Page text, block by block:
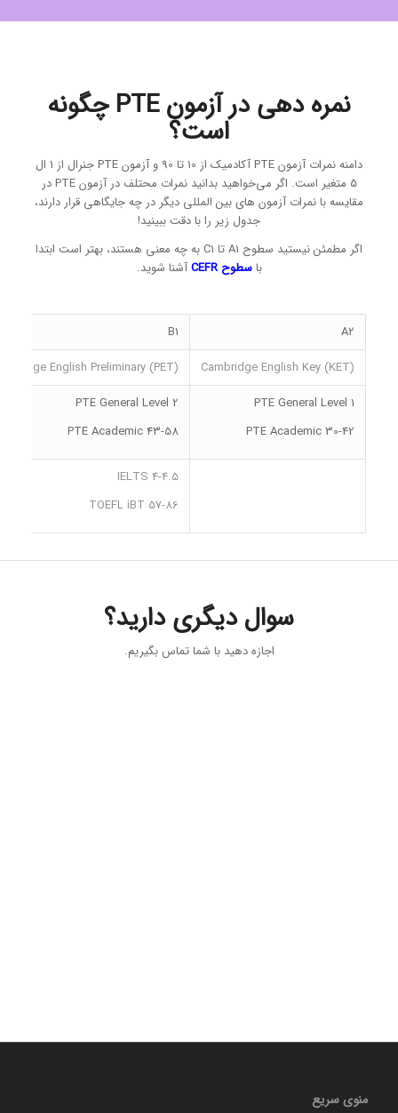
نمره‌ دهی در آزمون PTE چگونه
است؟
دامنه نمرات آزمون PTE آکادمیک از 10 تا 90 و آزمون PTE جنرال از 1 ال
5 متغیر است. اگر می‌خواهید بدانید نمرات محتلف در آزمون PTE در
مقایسه با نمرات آزمون های بین المللی دیگر در چه جایگاهی قرار دارند،
جدول زیر را با دقت ببینید!
اگر مطمئن نیستید سطوح A1 تا C1 به چه معنی هستند، بهتر است ابتدا
باسطوح CEFR آشنا شوید.
A2
B1
Cambridge English Key (KET)
English Preliminary (PET)
PTE General Level 1
PTE Academic 30-42
PTE General Level 2
PTE Academic 43-58
IELTS 4-4.5
TOEFL iBT 57-86
سوال دیگری دارید؟
اجازه دهید با شما تماس بگیریم.
منوی سریع